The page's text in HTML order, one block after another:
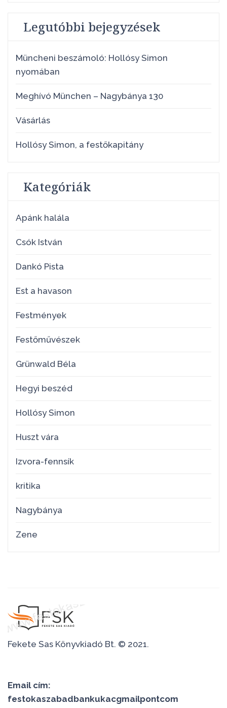
Legutóbbi bejegyzések
Müncheni beszámoló: Hollósy Simon
nyomában
Meghívó München – Nagybánya 130
Vásárlás
Hollósy Simon, a festőkapitány
Kategóriák
Apánk halála
Csók István
Dankó Pista
Est a havason
Festmények
Festőművészek
Grünwald Béla
Hegyi beszéd
Hollósy Simon
Huszt vára
Izvora-fennsík
kritika
Nagybánya
Zene
Fekete Sas Könyvkiadó Bt. © 2021.
Email cím:
festokaszabadbankukacgmailpontcom